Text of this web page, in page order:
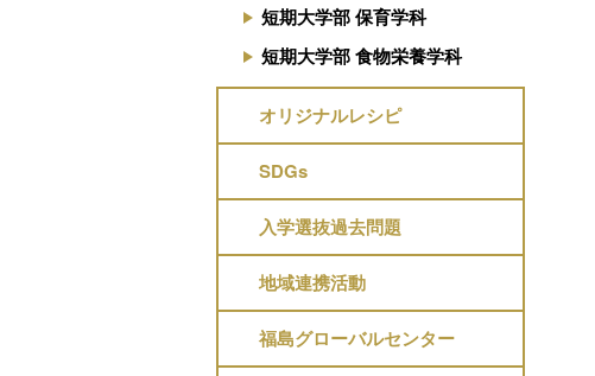
短期大学部 保育学科
短期大学部 食物栄養学科
オリジナルレシピ
SDGs
入学選抜過去問題
地域連携活動
福島グローバルセンター